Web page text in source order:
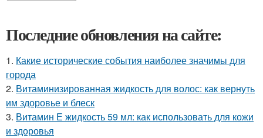
Последние обновления на сайте:
1. Какие исторические события наиболее значимы для
города
2. Витаминизированная жидкость для волос: как вернуть
им здоровье и блеск
3. Витамин Е жидкость 59 мл: как использовать для кожи
и здоровья